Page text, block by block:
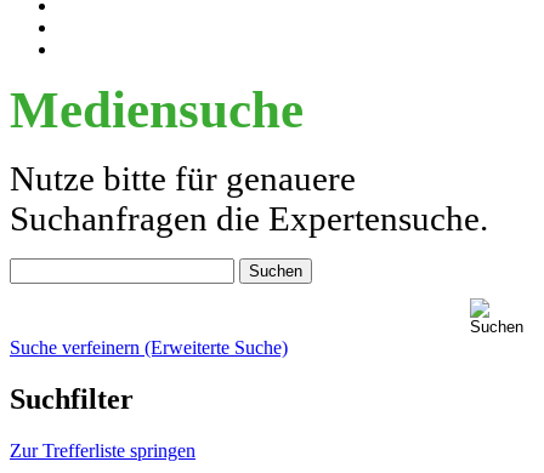
Mediensuche
Nutze bitte für genauere
Suchanfragen die Expertensuche.
Suche verfeinern (Erweiterte Suche)
Suchfilter
Zur Trefferliste springen